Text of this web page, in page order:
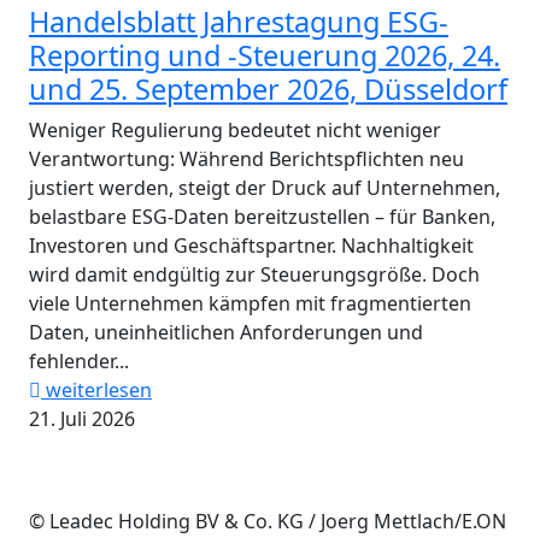
Handelsblatt Jahrestagung ESG-
Reporting und -Steuerung 2026, 24.
und 25. September 2026, Düsseldorf
Weniger Regulierung bedeutet nicht weniger
Verantwortung: Während Berichtspflichten neu
justiert werden, steigt der Druck auf Unternehmen,
belastbare ESG-Daten bereitzustellen – für Banken,
Investoren und Geschäftspartner. Nachhaltigkeit
wird damit endgültig zur Steuerungsgröße. Doch
viele Unternehmen kämpfen mit fragmentierten
Daten, uneinheitlichen Anforderungen und
fehlender...
weiterlesen
21. Juli 2026
© Leadec Holding BV & Co. KG / Joerg Mettlach/E.ON